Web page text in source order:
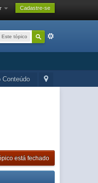
Cadastre-se
Este tópico
Conteúdo
está fechado